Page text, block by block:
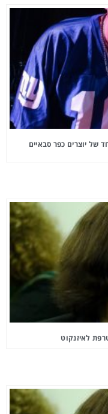
של יוצרים כפר סבאיים
לאיזנקוט